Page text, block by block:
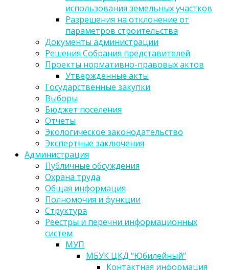
использования земельных участков
Разрешения на отклонение от
параметров строительства
Документы администрации
Решения Собрания представителей
Проекты нормативно-правовых актов
Утвержденные акты
Государственные закупки
Выборы
Бюджет поселения
Отчеты
Экологическое законодательство
Экспертные заключения
Администрация
Публичные обсуждения
Охрана труда
Общая информация
Полномочия и функции
Структура
Реестры и перечни информационных
систем
МУП
МБУК ЦКД “Юбилейный”
Контактная информация